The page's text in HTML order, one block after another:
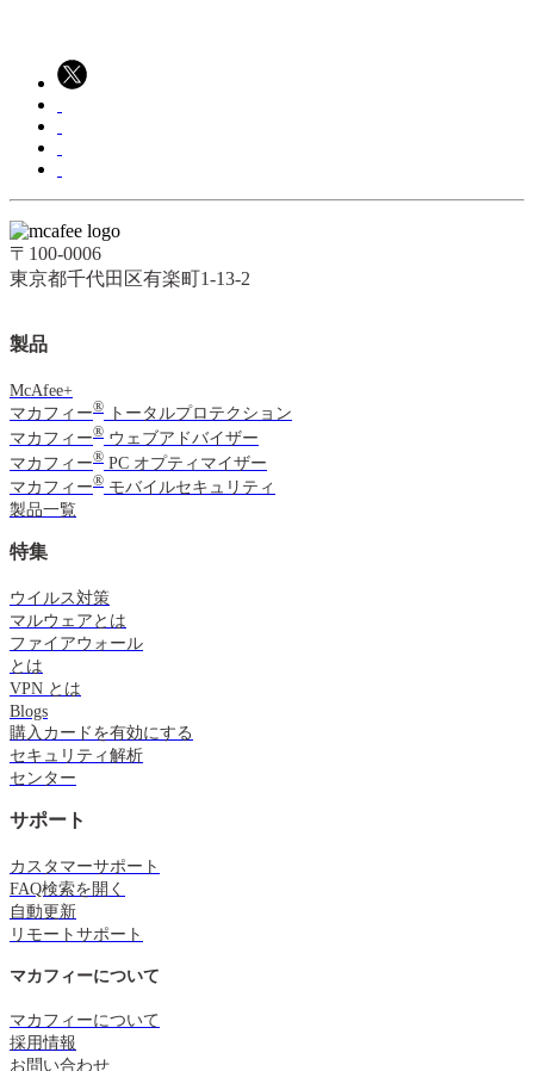
〒100-0006
東京都千代田区有楽町1-13-2
製品
McAfee+
マカフィー® トータルプロテクション
マカフィー® ウェブアドバイザー
マカフィー® PC オプティマイザー
マカフィー® モバイルセキュリティ
製品一覧
特集
ウイルス対策
マルウェアとは
ファイアウォール
とは
VPN とは
Blogs
購入カードを有効にする
セキュリティ解析
センター
サポート
カスタマーサポート
FAQ検索を開く
自動更新
リモートサポート
マカフィーについて
マカフィーについて
採用情報
お問い合わせ